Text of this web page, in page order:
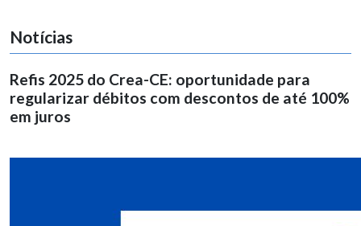
Notícias
Refis 2025 do Crea-CE: oportunidade para
regularizar débitos com descontos de até 100%
em juros